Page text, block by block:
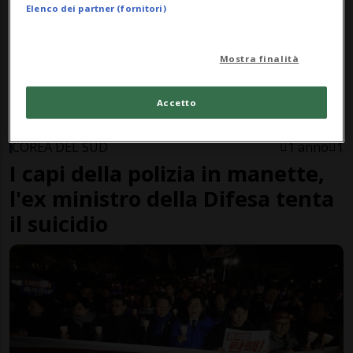
COREA DEL SUD 1 anno 1
I capi della polizia in manette,
l'ex ministro della Difesa tenta
il suicidio
Elenco dei partner (fornitori)
Mostra finalità
Accetto